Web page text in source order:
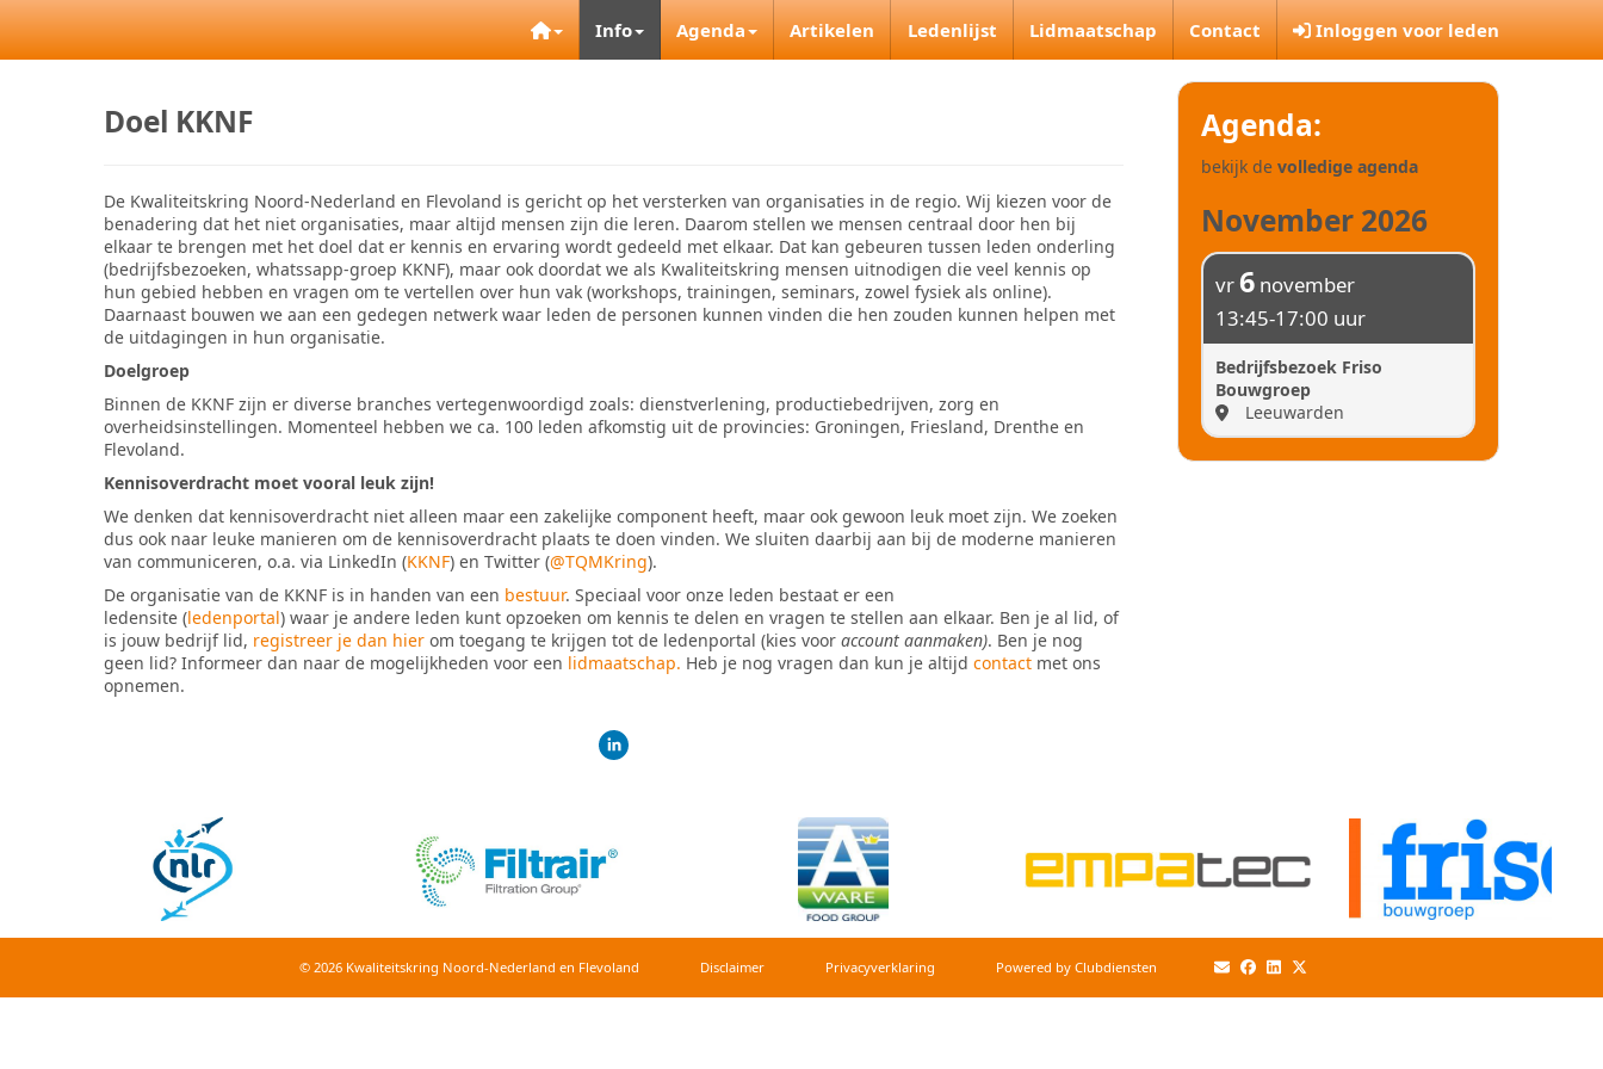
Info Agenda Artikelen Ledenlijst Lidmaatschap Contact Inloggen voor leden
Doel KKNF
De Kwaliteitskring Noord-Nederland en Flevoland is gericht op het versterken van organisaties in de regio. Wij kiezen voor de
benadering dat het niet organisaties, maar altijd mensen zijn die leren. Daarom stellen we mensen centraal door hen bij
elkaar te brengen met het doel dat er kennis en ervaring wordt gedeeld met elkaar. Dat kan gebeuren tussen leden onderling
(bedrijfsbezoeken, whatssapp-groep KKNF), maar ook doordat we als Kwaliteitskring mensen uitnodigen die veel kennis op
hun gebied hebben en vragen om te vertellen over hun vak (workshops, trainingen, seminars, zowel fysiek als online).
Daarnaast bouwen we aan een gedegen netwerk waar leden de personen kunnen vinden die hen zouden kunnen helpen met
de uitdagingen in hun organisatie.
Doelgroep
Binnen de KKNF zijn er diverse branches vertegenwoordigd zoals: dienstverlening, productiebedrijven, zorg en
overheidsinstellingen. Momenteel hebben we ca. 100 leden afkomstig uit de provincies: Groningen, Friesland, Drenthe en
Flevoland.
Kennisoverdracht moet vooral leuk zijn!
We denken dat kennisoverdracht niet alleen maar een zakelijke component heeft, maar ook gewoon leuk moet zijn. We zoeken
dus ook naar leuke manieren om de kennisoverdracht plaats te doen vinden. We sluiten daarbij aan bij de moderne manieren
van communiceren, o.a. via LinkedIn (KKNF) en Twitter (@TQMKring).
De organisatie van de KKNF is in handen van een bestuur. Speciaal voor onze leden bestaat er een
ledensite (ledenportal) waar je andere leden kunt opzoeken om kennis te delen en vragen te stellen aan elkaar. Ben je al lid, of
is jouw bedrijf lid, registreer je dan hier om toegang te krijgen tot de ledenportal (kies voor account aanmaken). Ben je nog
geen lid? Informeer dan naar de mogelijkheden voor een lidmaatschap. Heb je nog vragen dan kun je altijd contact met ons
opnemen.
Agenda:
bekijk de volledige agenda
November 2026
vr6 november
13:45-17:00 uur
Bedrijfsbezoek Friso
Bouwgroep
Leeuwarden
© 2026 Kwaliteitskring Noord-Nederland en Flevoland Dis­clai­mer Privacy­verkla­ring Power­ed by Clubdiensten